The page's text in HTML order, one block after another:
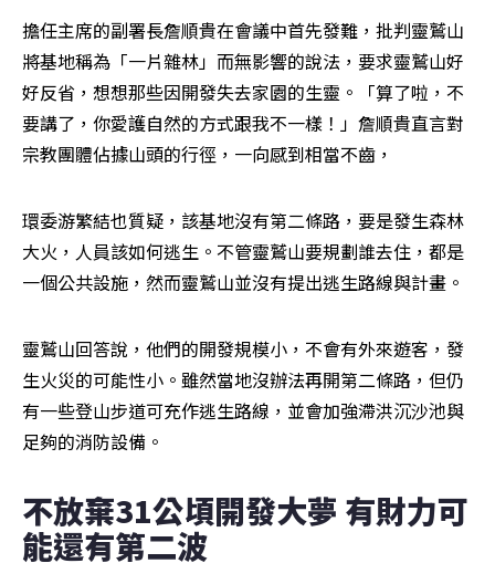
擔任主席的副署長詹順貴在會議中首先發難，批判靈鷲山
將基地稱為「一片雜林」而無影響的說法，要求靈鷲山好
好反省，想想那些因開發失去家園的生靈。「算了啦，不
要講了，你愛護自然的方式跟我不一樣！」詹順貴直言對
宗教團體佔據山頭的行徑，一向感到相當不齒，
環委游繁結也質疑，該基地沒有第二條路，要是發生森林
大火，人員該如何逃生。不管靈鷲山要規劃誰去住，都是
一個公共設施，然而靈鷲山並沒有提出逃生路線與計畫。
靈鷲山回答說，他們的開發規模小，不會有外來遊客，發
生火災的可能性小。雖然當地沒辦法再開第二條路，但仍
有一些登山步道可充作逃生路線，並會加強滯洪沉沙池與
足夠的消防設備。
不放棄31公頃開發大夢 有財力可
能還有第二波